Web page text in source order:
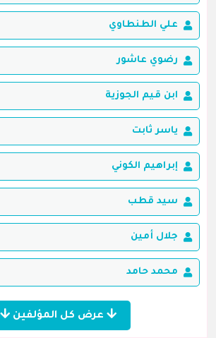
علي الطنطاوي
رضوي عاشور
ابن قيم الجوزية
ياسر ثابت
إبراهيم الكوني
سيد قطب
جلال أمين
محمد حامد
عرض كل المؤلفين